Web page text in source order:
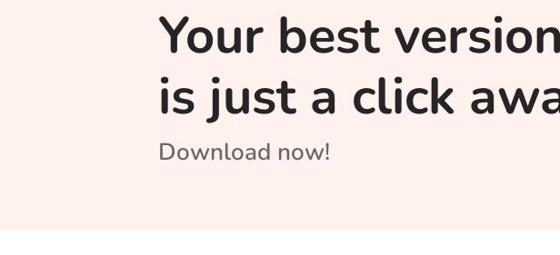
Your best
is just a click
Download now!